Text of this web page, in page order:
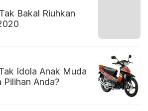
Bakal Riuhkan
Idola Anak Muda
Pilihan Anda?